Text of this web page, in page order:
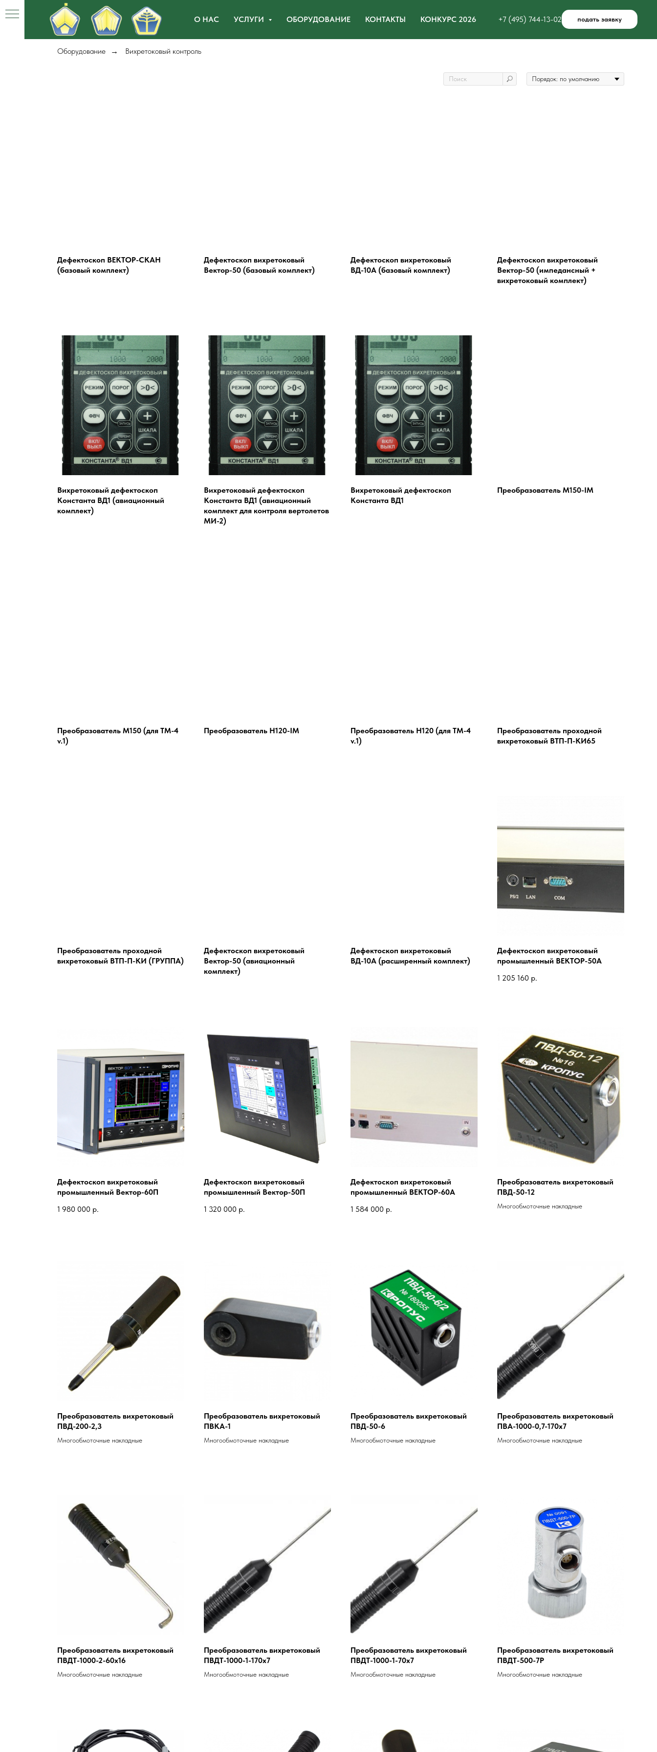
О НАС УСЛУГИ ОБОРУДОВАНИЕ КОНТАКТЫ КОНКУРС 2026 +7 (495) 744-13-02 подать заявку
Оборудование → Вихретоковый контроль
Дефектоскоп ВЕКТОР-СКАН
(базовый комплект)
Дефектоскоп вихретоковый
Вектор-50 (базовый комплект)
Дефектоскоп вихретоковый
ВД-10А (базовый комплект)
Дефектоскоп вихретоковый
Вектор-50 (импедансный +
вихретоковый комплект)
Вихретоковый дефектоскоп
Константа ВД1 (авиационный
комплект)
Вихретоковый дефектоскоп
Константа ВД1 (авиационный
комплект для контроля вертолетов
МИ-2)
Вихретоковый дефектоскоп
Константа ВД1
Преобразователь М150-IM
Преобразователь М150 (для ТМ-4
v.1)
Преобразователь Н120-IM
Преобразователь Н120 (для ТМ-4
v.1)
Преобразователь проходной
вихретоковый ВТП-П-КИ65
Преобразователь проходной
вихретоковый ВТП-П-КИ (ГРУППА)
Дефектоскоп вихретоковый
Вектор-50 (авиационный
комплект)
Дефектоскоп вихретоковый
ВД-10А (расширенный комплект)
Дефектоскоп вихретоковый
промышленный ВЕКТОР-50А
1 205 160 р.
Дефектоскоп вихретоковый
промышленный Вектор-60П
1 980 000 р.
Дефектоскоп вихретоковый
промышленный Вектор-50П
1 320 000 р.
Дефектоскоп вихретоковый
промышленный ВЕКТОР-60А
1 584 000 р.
Преобразователь вихретоковый
ПВД-50-12
Многообмоточные накладные
Преобразователь вихретоковый
ПВД-200-2,3
Многообмоточные накладные
Преобразователь вихретоковый
ПВКА-1
Многообмоточные накладные
Преобразователь вихретоковый
ПВД-50-6
Многообмоточные накладные
Преобразователь вихретоковый
ПВА-1000-0,7-170х7
Многообмоточные накладные
Преобразователь вихретоковый
ПВДТ-1000-2-60x16
Многообмоточные накладные
Преобразователь вихретоковый
ПВДТ-1000-1-170х7
Многообмоточные накладные
Преобразователь вихретоковый
ПВДТ-1000-1-70х7
Многообмоточные накладные
Преобразователь вихретоковый
ПВДТ-500-7Р
Многообмоточные накладные